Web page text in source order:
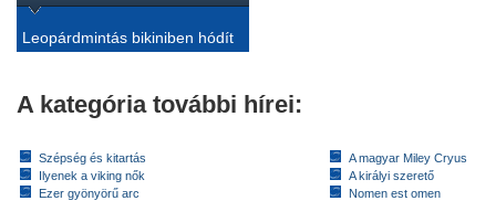
Leopárdmintás bikiniben hódít
A kategória további hírei:
Szépség és kitartás
Ilyenek a viking nők
Ezer gyönyörű arc
A magyar Miley Cryus
A királyi szerető
Nomen est omen